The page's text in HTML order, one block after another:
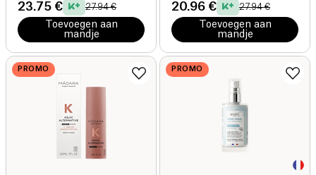
23.75 € 27.94 €
Toevoegen aan
mandje
20.96 € 27.94 €
Toevoegen aan
mandje
PROMO PROMO